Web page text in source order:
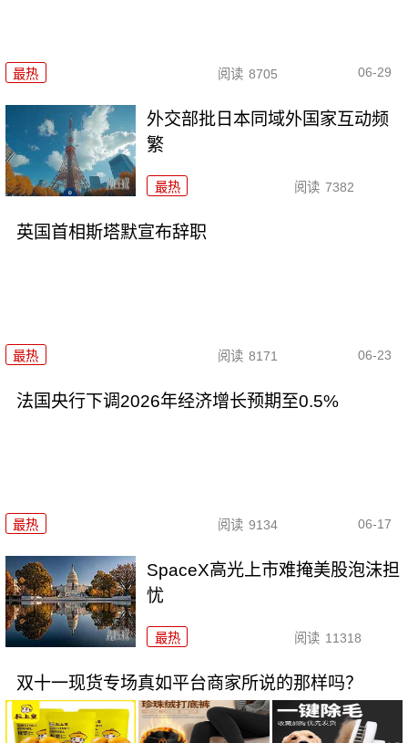
最热 阅读 8705 06-29
外交部批日本同域外国家互动频
繁
最热 阅读 7382
英国首相斯塔默宣布辞职
最热 阅读 8171 06-23
法国央行下调2026年经济增长预期至0.5%
最热 阅读 9134 06-17
SpaceX高光上市难掩美股泡沫担
忧
最热 阅读 11318
双十一现货专场真如平台商家所说的那样吗？